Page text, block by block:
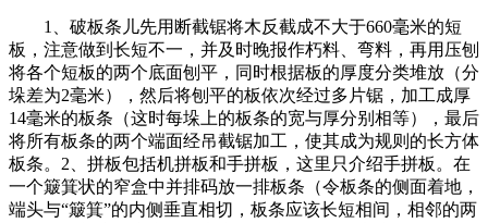
1、破板条儿先用断截锯将木反截成不大于660毫米的短
板，注意做到长短不一，并及时晚报作朽料、弯料，再用压刨
将各个短板的两个底面刨平，同时根据板的厚度分类堆放（分
垛差为2毫米），然后将刨平的板依次经过多片锯，加工成厚
14毫米的板条（这时每垛上的板条的宽与厚分别相等），最后
将所有板条的两个端面经吊截锯加工，使其成为规则的长方体
板条。2、拼板包括机拼板和手拼板，这里只介绍手拼板。在
一个簸箕状的窄盒中并排码放一排板条（令板条的侧面着地，
端头与“簸箕”的内侧垂直相切，板条应该长短相间，相邻的两